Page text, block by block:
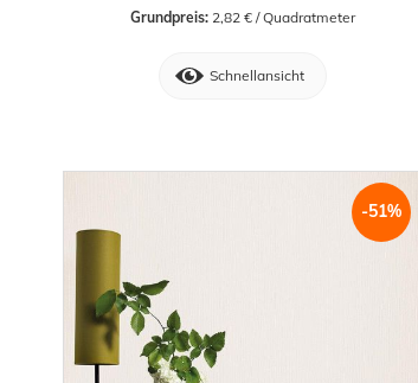
Grundpreis: 2,82 € / Quadratmeter
Schnellansicht
-51%